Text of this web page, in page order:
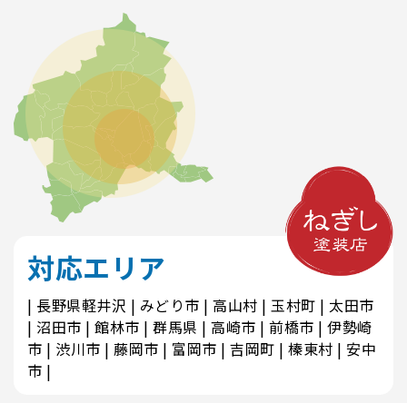
対応エリア
長野県軽井沢 みどり市 高山村 玉村町
太田市
沼田市
館林市 群馬県 高崎市 前橋市
伊勢崎
市
渋川市 藤岡市 富岡市 吉岡町 榛東村
安中
市